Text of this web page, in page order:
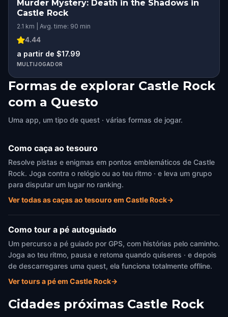
Murder Mystery: Death in the Shadows in
Castle Rock
2.1 km | Avg. time: 90 min
4.44
a partir de $17.99
MULTIJOGADOR
Formas de explorar Castle Rock
com a Questo
Uma app, um tipo de quest · várias formas de jogar.
Como caça ao tesouro
Resolve pistas e enigmas em pontos emblemáticos de Castle
Rock. Joga contra o relógio ou ao teu ritmo · e leva um grupo
para disputar um lugar no ranking.
Ver todas as caças ao tesouro em Castle Rock→
Como tour a pé autoguiado
Um percurso a pé guiado por GPS, com histórias pelo caminho.
Joga ao teu ritmo, pausa e retoma quando quiseres · e depois
de descarregares uma quest, ela funciona totalmente offline.
Ver tours a pé em Castle Rock→
Cidades próximas Castle Rock